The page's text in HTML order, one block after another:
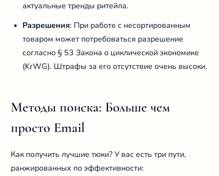
актуальные тренды ритейла.
Разрешения: При работе с несортированным
товаром может потребоваться разрешение
согласно § 53 Закона о циклической экономике
(KrWG). Штрафы за его отсутствие очень высоки.
Методы поиска: Больше чем
просто Email
Как получить лучшие тюки? У вас есть три пути,
ранжированных по эффективности: